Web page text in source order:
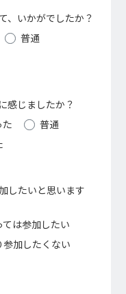
、いかがでしたか？
普通
感じましたか？
普通
したいと思います
ては参加したい
参加したくない